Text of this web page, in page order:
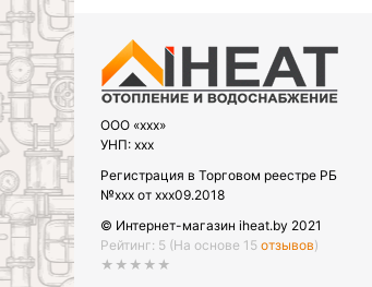
OOO «xxx»
УНП: xxx
Регистрация в Торговом реестре РБ
№xxx от xxx09.2018
© Интернет-магазин iheat.by 2021
Рейтинг: 5 (На основе 15 отзывов)
★★★★★